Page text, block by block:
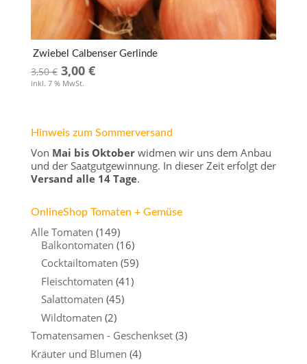
Zwiebel Calbenser Gerlinde
3,50€ Ursprünglicher
Preis
3,00 €Aktueller
inkl. 7 % MwSt.
Hinweis zum Sommerversand
Von Mai bis Oktoberwidmen wir uns dem Anbau
und der Saatgutgewinnung. In dieser Zeit erfolgt der
Versand alle 14 Tage.
OnlineShop Tomaten + Gemüse
Alle Tomaten (149)
Balkontomaten (16)
Cocktailtomaten (59)
Fleischtomaten (41)
Salattomaten (45)
Wildtomaten (2)
Tomatensamen - Geschenkset (3)
Kräuter und Blumen (4)